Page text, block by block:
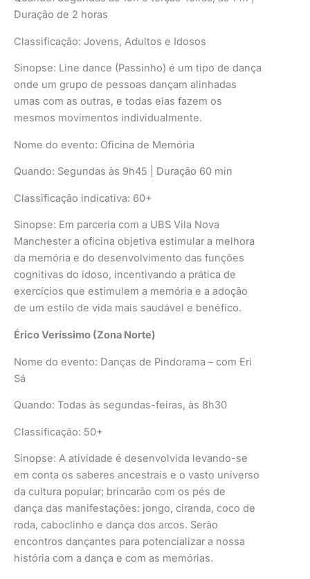
Duração de 2 horas
Classificação: Jovens, Adultos e Idosos
Sinopse: Line dance (Passinho) é um tipo de dança
onde um grupo de pessoas dançam alinhadas
umas com as outras, e todas elas fazem os
mesmos movimentos individualmente.
Nome do evento: Oficina de Memória
Quando: Segundas às 9h45 | Duração 60 min
Classificação indicativa: 60+
Sinopse: Em parceria com a UBS Vila Nova
Manchester a oficina objetiva estimular a melhora
da memória e do desenvolvimento das funções
cognitivas do idoso, incentivando a prática de
exercícios que estimulem a memória e a adoção
de um estilo de vida mais saudável e benéfico.
Érico Veríssimo (Zona Norte)
Nome do evento: Danças de Pindorama – com Eri
Sá
Quando: Todas às segundas-feiras, às 8h30
Classificação: 50+
Sinopse: A atividade é desenvolvida levando-se
em conta os saberes ancestrais e o vasto universo
da cultura popular; brincarão com os pés de
dança das manifestações: jongo, ciranda, coco de
roda, caboclinho e dança dos arcos. Serão
encontros dançantes para potencializar a nossa
história com a dança e com as memórias.